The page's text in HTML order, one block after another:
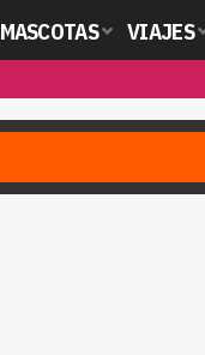
MASCOTAS VIAJES